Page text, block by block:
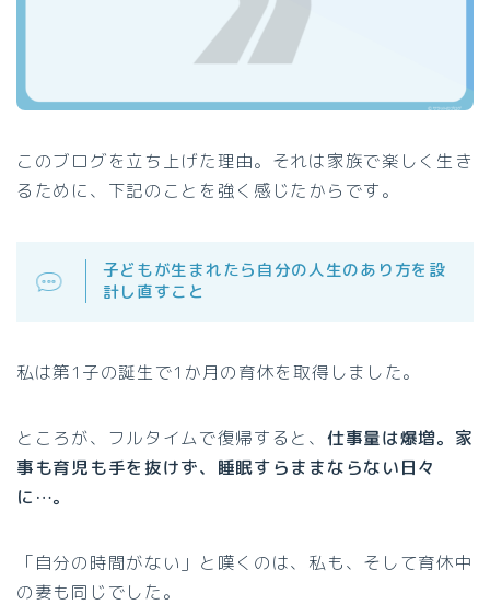
このブログを立ち上げた理由。それは家族で楽しく生き
るために、下記のことを強く感じたからです。
子どもが生まれたら自分の人生のあり方を設
計し直すこと
私は第1子の誕生で1か月の育休を取得しました。
ところが、フルタイムで復帰すると、 仕事量は爆増。家
事も育児も手を抜けず、睡眠すらままならない日々
に…。
「自分の時間がない」と嘆くのは、私も、そして育休中
の妻も同じでした。